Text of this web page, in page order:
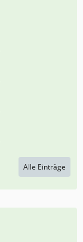
Alle Einträge